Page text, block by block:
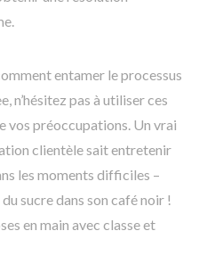
entamer le processus
n’hésitez pas à utiliser ces
vos préoccupations. Un vrai
clientèle sait entretenir
les moments difficiles –
sucre dans son café noir !
en main avec classe et